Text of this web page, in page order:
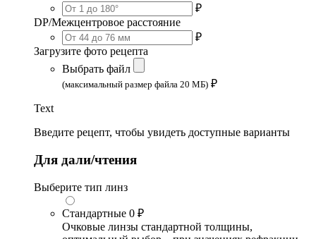
₽
DP/Межцентровое расстояние
₽
Загрузите фото рецепта
Выбрать файл
(максимальный размер файла 20 МБ) ₽
Text
Введите рецепт, чтобы увидеть доступные варианты
Для дали/чтения
Выберите тип линз
Стандартные 0 ₽
Очковые линзы стандартной толщины,